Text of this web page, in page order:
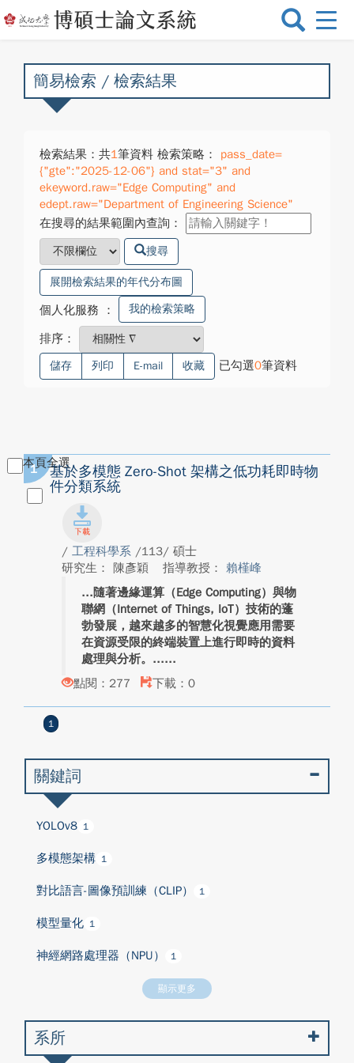
選
換
簡易檢索 / 檢索結果
檢索結果：共1筆資料 檢索策略：
pass_date=
{"gte":"2025-12-06"} and stat="3" and
ekeyword.raw="Edge Computing" and
edept.raw="Department of Engineering Science"
在搜尋的結果範圍內查詢：
搜尋
展開檢索結果的年代分布圖
個人化服務 ： 我的檢索策略
排序：
儲存 列印 E-mail 收藏 已勾選0筆資料
本頁全選
1
基於多模態 Zero-Shot 架構之低功耗即時物
件分類系統
/ 工程科學系 /113/ 碩士
研究生： 陳彥穎
指導教授： 賴槿峰
隨著邊緣運算（Edge Computing）與物
聯網（Internet of Things, IoT）技術的蓬
勃發展，越來越多的智慧化視覺應用需要
在資源受限的終端裝置上進行即時的資料
處理與分析。...
點閱：277
下載：0
1
關鍵詞
YOLOv8 1
多模態架構 1
對比語言-圖像預訓練（CLIP） 1
模型量化 1
神經網路處理器（NPU） 1
顯示更多
系所